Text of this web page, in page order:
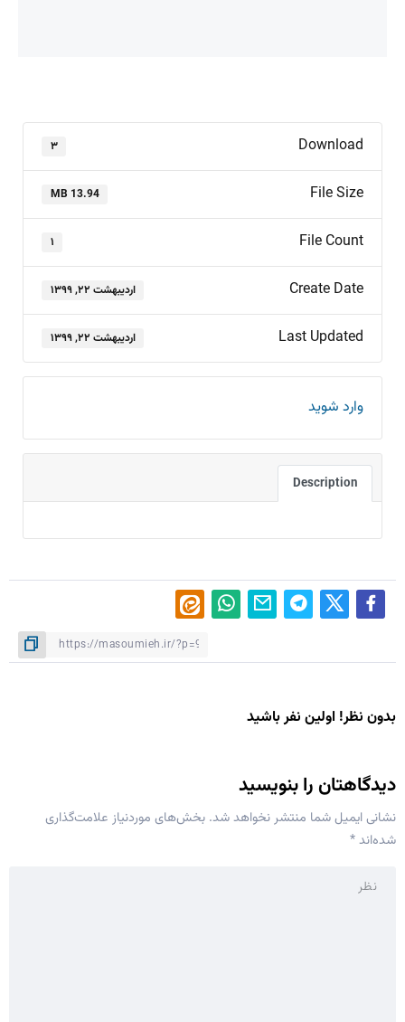
Download ۳
File Size
13.94 MB
File Count ۱
Create Date اردیبهشت ۲۲, ۱۳۹۹
Last Updated اردیبهشت ۲۲, ۱۳۹۹
وارد شوید
Description
بدون نظر! اولین نفر باشید
دیدگاهتان را بنویسید
نشانی ایمیل شما منتشر نخواهد شد. بخش‌های موردنیاز علامت‌گذاری
شده‌اند*